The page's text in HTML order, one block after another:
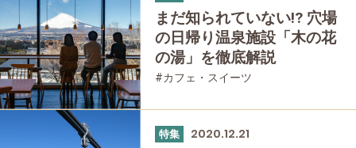
まだ知られていない!? 穴場
の日帰り温泉施設「木の花
の湯」を徹底解説
#カフェ・スイーツ
#日帰り温泉#友人グループで
特集 2020.12.21